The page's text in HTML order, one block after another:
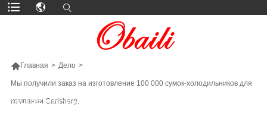
Главная > Дело >
Мы получили заказ на изготовление 100 000 сумок-холодильников для
компании Carlsberg.
БОЛЬШЕ ПРОДУКТОВ